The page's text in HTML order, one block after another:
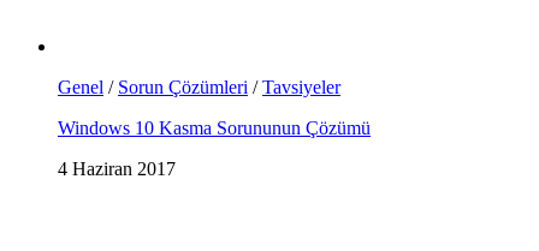
Genel / Sorun Çözümleri /Tavsiyeler
Windows 10 Kasma Sorununun Çözümü
4 Haziran 2017